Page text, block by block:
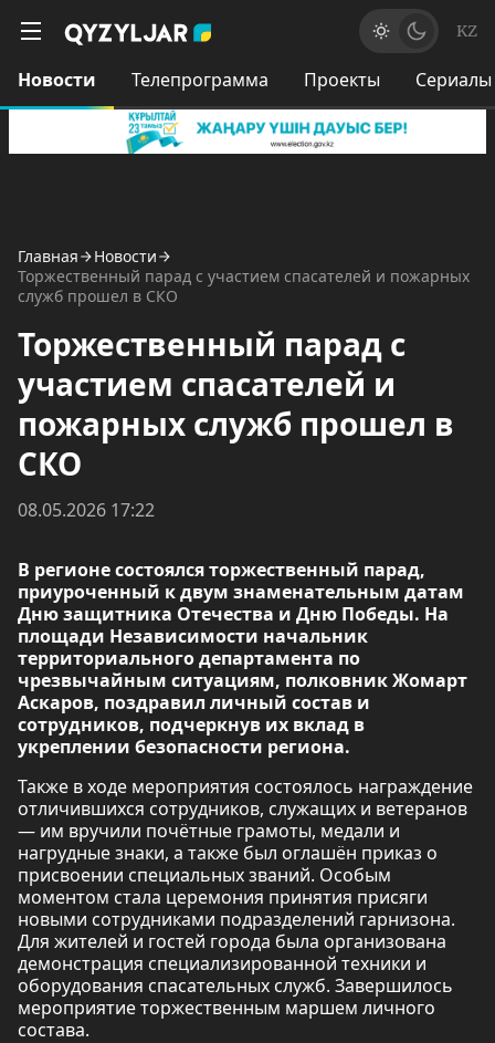
KZ
Новости Телепрограмма Проекты Сериалы
Главная
Новости
Торжественный парад с участием спасателей и пожарных
служб прошел в СКО
Торжественный парад с
участием спасателей и
пожарных служб прошел в
СКО
08.05.2026 17:22
В регионе состоялся торжественный парад,
приуроченный к двум знаменательным датам
Дню защитника Отечества и Дню Победы. На
площади Независимости начальник
территориального департамента по
чрезвычайным ситуациям, полковник Жомарт
Аскаров, поздравил личный состав и
сотрудников, подчеркнув их вклад в
укреплении безопасности региона.
Также в ходе мероприятия состоялось награждение
отличившихся сотрудников, служащих и ветеранов
— им вручили почётные грамоты, медали и
нагрудные знаки, а также был оглашён приказ о
присвоении специальных званий. Особым
моментом стала церемония принятия присяги
новыми сотрудниками подразделений гарнизона.
Для жителей и гостей города была организована
демонстрация специализированной техники и
оборудования спасательных служб. Завершилось
мероприятие торжественным маршем личного
состава.